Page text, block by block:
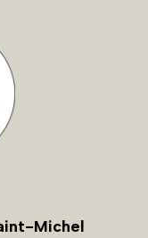
Michel